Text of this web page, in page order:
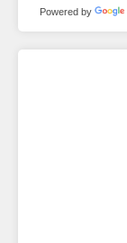
Powered by